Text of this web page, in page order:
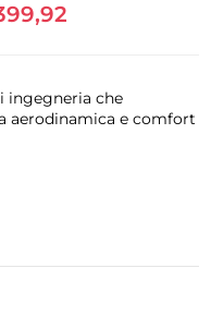
ingegneria che
aerodinamica e comfort